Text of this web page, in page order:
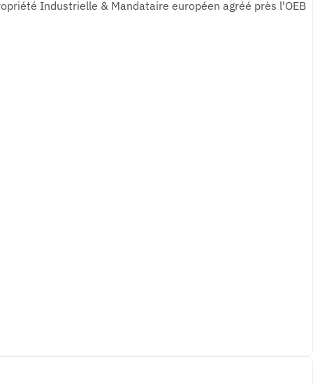
Industrielle & Mandataire européen agréé près l'OEB